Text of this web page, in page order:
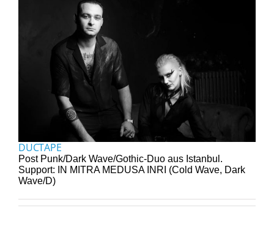
DUCTAPE
Post Punk/Dark Wave/Gothic-Duo aus Istanbul.
Support: IN MITRA MEDUSA INRI (Cold Wave, Dark
Wave/D)